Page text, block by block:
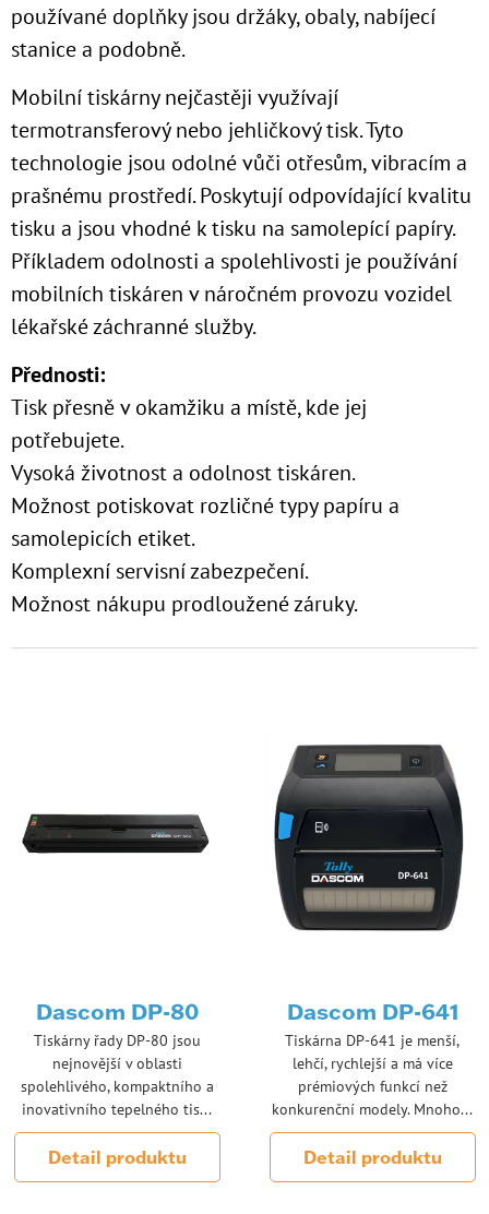
používané doplňky jsou držáky, obaly, nabíjecí
stanice a podobně.
Mobilní tiskárny nejčastěji využívají
termotransferový nebo jehličkový tisk. Tyto
technologie jsou odolné vůči otřesům, vibracím a
prašnému prostředí. Poskytují odpovídající kvalitu
tisku a jsou vhodné k tisku na samolepící papíry.
Příkladem odolnosti a spolehlivosti je používání
mobilních tiskáren v náročném provozu vozidel
lékařské záchranné služby.
Přednosti:
Tisk přesně v okamžiku a místě, kde jej
potřebujete.
Vysoká životnost a odolnost tiskáren.
Možnost potiskovat rozličné typy papíru a
samolepicích etiket.
Komplexní servisní zabezpečení.
Možnost nákupu prodloužené záruky.
Dascom DP-80
Tiskárny řady DP-80 jsou
nejnovější v oblasti
spolehlivého, kompaktního a
inovativního tepelného tis...
Detail produktu
Dascom DP-641
Tiskárna DP-641 je menší,
lehčí, rychlejší a má více
prémiových funkcí než
konkurenční modely. Mnoho...
Detail produktu